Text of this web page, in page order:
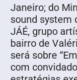
Janeiro; do
sound system
JÁÉ, grupo
bairro de
será sobre
com